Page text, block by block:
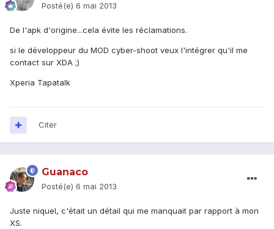
Posté(e) 6 mai 2013
De l'apk d'origine...cela évite les réclamations.
si le développeur du MOD cyber-shoot veux l'intégrer qu'il me
contact sur XDA ;)
Xperia Tapatalk
Citer
Guanaco
Posté(e) 6 mai 2013
Juste niquel, c'était un détail qui me manquait par rapport à mon
XS.